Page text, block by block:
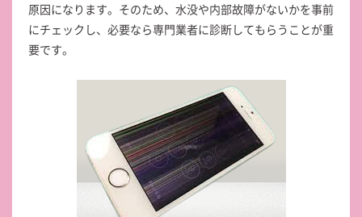
原因になります。そのため、水没や内部故障がないかを事前
にチェックし、必要なら専門業者に診断してもらうことが重
要です。